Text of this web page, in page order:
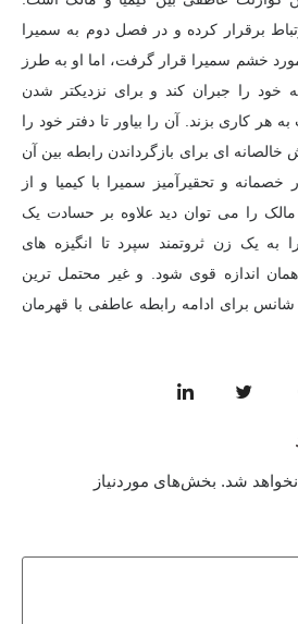
برقرار کرده و در فصل دوم به سمیرا
خشم سمیرا قرار گرفت، اما او به طرز
خود را جبران کند و برای نزدیکتر شدن
هر کاری بزند. آن را بیاور تا دفتر خود را
ای برای بازگرداندن رابطه بین آن
خصمانه و تحقیرآمیز سمیرا با کیمیا و از
را می توان دید علاوه بر حسادت یک
به یک زن ثروتمند سپرد تا انگیزه های
همان اندازه قوی شود. و غیر محتمل ترین
شانس برای ادامه رابطه عاطفی با قهرمان
شد. بخش‌های موردنیاز